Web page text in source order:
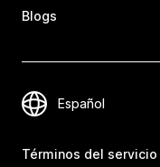
Blogs
Términos del servicio